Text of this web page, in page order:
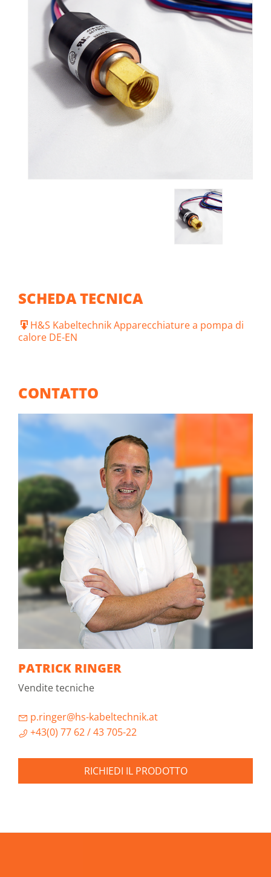
SCHEDA TECNICA
H&S Kabeltechnik Apparecchiature a pompa di
calore DE-EN
CONTATTO
PATRICK RINGER
Vendite tecniche
p.ringer@hs-kabeltechnik.at
+43(0) 77 62 / 43 705-22
RICHIEDI IL PRODOTTO